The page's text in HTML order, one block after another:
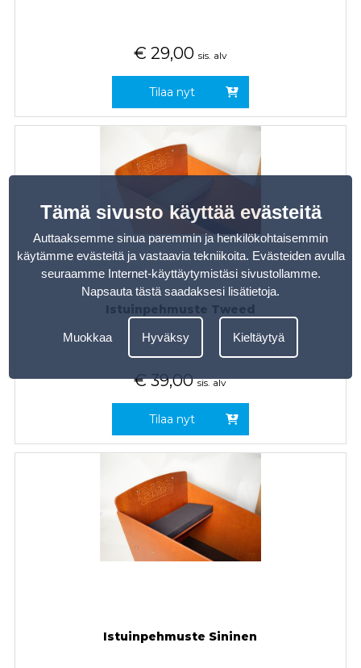
€ 29,00 sis. alv
Tilaa nyt
Istuinpehmuste Tweed
€ 39,00 sis. alv
Tilaa nyt
Istuinpehmuste Sininen
Tämä sivusto käyttää evästeitä
Auttaaksemme sinua paremmin ja henkilökohtaisemmin
käytämme evästeitä ja vastaavia tekniikoita. Evästeiden avulla
seuraamme Internet-käyttäytymistäsi sivustollamme.
Napsauta tästä saadaksesi lisätietoja.
Muokkaa Hyväksy Kieltäytyä